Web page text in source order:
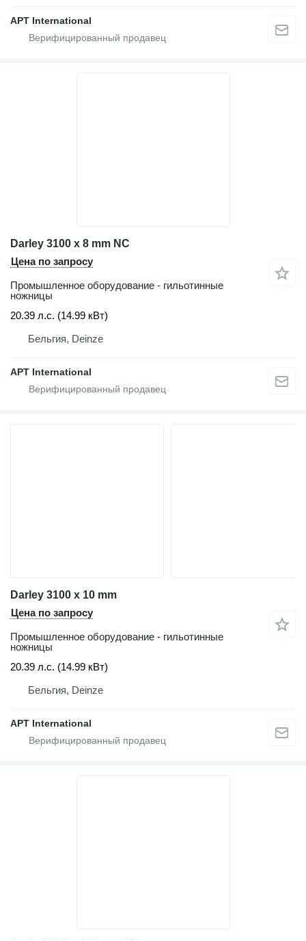
APT International
Darley 3100 x 8 mm NC
Цена по запросу
Промышленное оборудование - гильотинные
ножницы
20.39 л.с. (14.99 кВт)
Бельгия, Deinze
APT International
Darley 3100 x 10 mm
Цена по запросу
Промышленное оборудование - гильотинные
ножницы
20.39 л.с. (14.99 кВт)
Бельгия, Deinze
APT International